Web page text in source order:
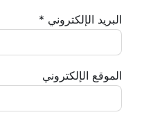
البريد الإلكتروني *
الموقع الإلكتروني